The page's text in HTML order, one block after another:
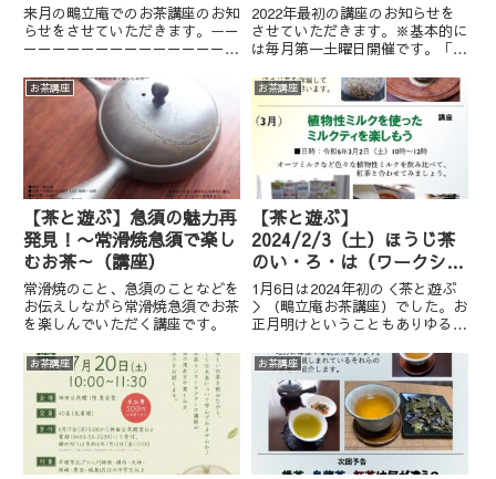
来月の鴫立庵でのお茶講座のお知
らせをさせていただきます。ー－
－－－－－－－－－－－－－－－
日本茶編～」■日時：2022年7月
2日（土）10時～12時※基本的に
毎月第一土曜日■参加費：2000
円（お茶、菓子、入庵...
2022年最初の講座のお知らせを
させていただきます。※基本的に
は毎月第一土曜日開催です。「イ
そもそも「日本茶」というのは何
だろうというところから始まり、
いくつかの日本茶を飲んでいただ
きます。また、淹れ方などで変...
お茶講座
【茶と遊ぶ】急須の魅力再
発見！〜常滑焼急須で楽し
むお茶～（講座）
常滑焼のこと、急須のことなどを
お伝えしながら常滑焼急須でお茶
を楽しんでいただく講座です。
お茶講座
【茶と遊ぶ】
2024/2/3（土）ほうじ茶
のい・ろ・は（ワークショ
ップ）
1月6日は2024年初の＜茶と遊ぶ
＞（鴫立庵お茶講座）でした。お
正月明けということもありゆるっ
と新年のお茶を楽しみました。
（こちらでのお知らせを失念して
おりました。失礼いたしまし
た。）2月3日の＜茶と遊ぶ＞の
お茶講座 お茶講座